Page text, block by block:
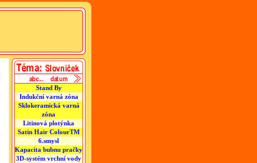
Stand By
Indukční varná zóna
Sklokeramická varná
zóna
Litinová plotýnka
Satin Hair ColourTM
6.smysl
Kapacita bubnu pračky
3D-systém vrchní vody